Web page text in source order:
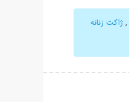
,ژاکت زنانه